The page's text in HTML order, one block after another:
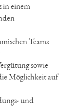
in einem
Teams
sowie
Möglichkeit auf
und